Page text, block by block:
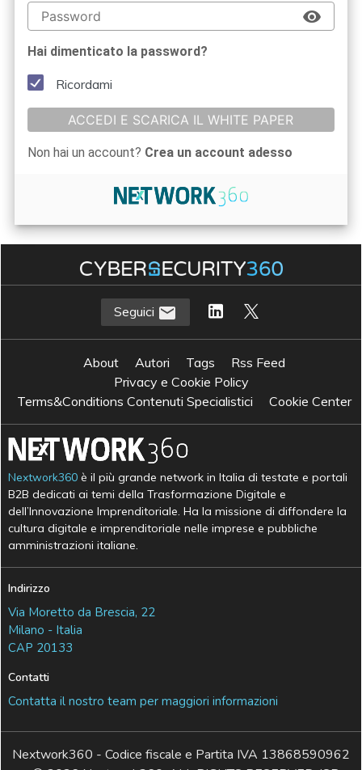
Hai dimenticato la password?
Ricordami
ACCEDI E SCARICA IL WHITE PAPER
Non hai un account? Crea un account adesso
Seguici
About Autori Tags
Rss Feed
Privacy e Cookie Policy
Terms&Conditions Contenuti Specialistici
Cookie Center
Nextwork360 è il più grande network in Italia di testate e portali
B2B dedicati ai temi della Trasformazione Digitale e
dell’Innovazione Imprenditoriale. Ha la missione di diffondere la
cultura digitale e imprenditoriale nelle imprese e pubbliche
amministrazioni italiane.
Indirizzo
Via Moretto da Brescia, 22
Milano - Italia
CAP 20133
Contatti
Contatta il nostro team per maggiori informazioni
Nextwork360 - Codice fiscale e Partita IVA 13868590962